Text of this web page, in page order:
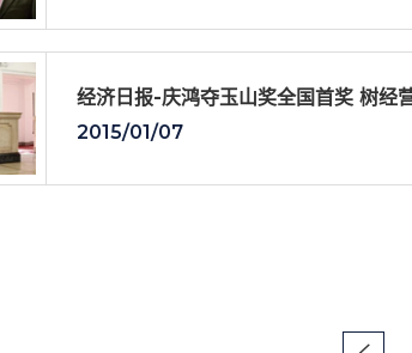
经济日报-庆鸿夺玉山奖全国首奖 树经
2015/01/07